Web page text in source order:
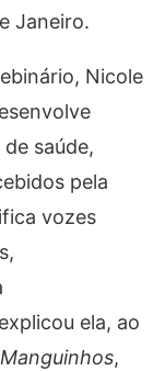
Janeiro.
Nicole
saúde,
pela
vozes
ela, ao
,